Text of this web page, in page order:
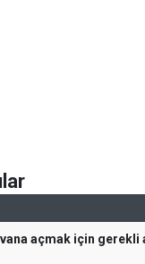
açmak için